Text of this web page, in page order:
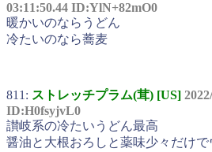
03:11:50.44 ID:YlN+82mO0
暖かいのならうどん
冷たいのなら蕎麦
811: ストレッチプラム(茸) [US]
ID:H0fsyjvL0
讃岐系の冷たいうどん最高
醤油と大根おろしと薬味少々だけ